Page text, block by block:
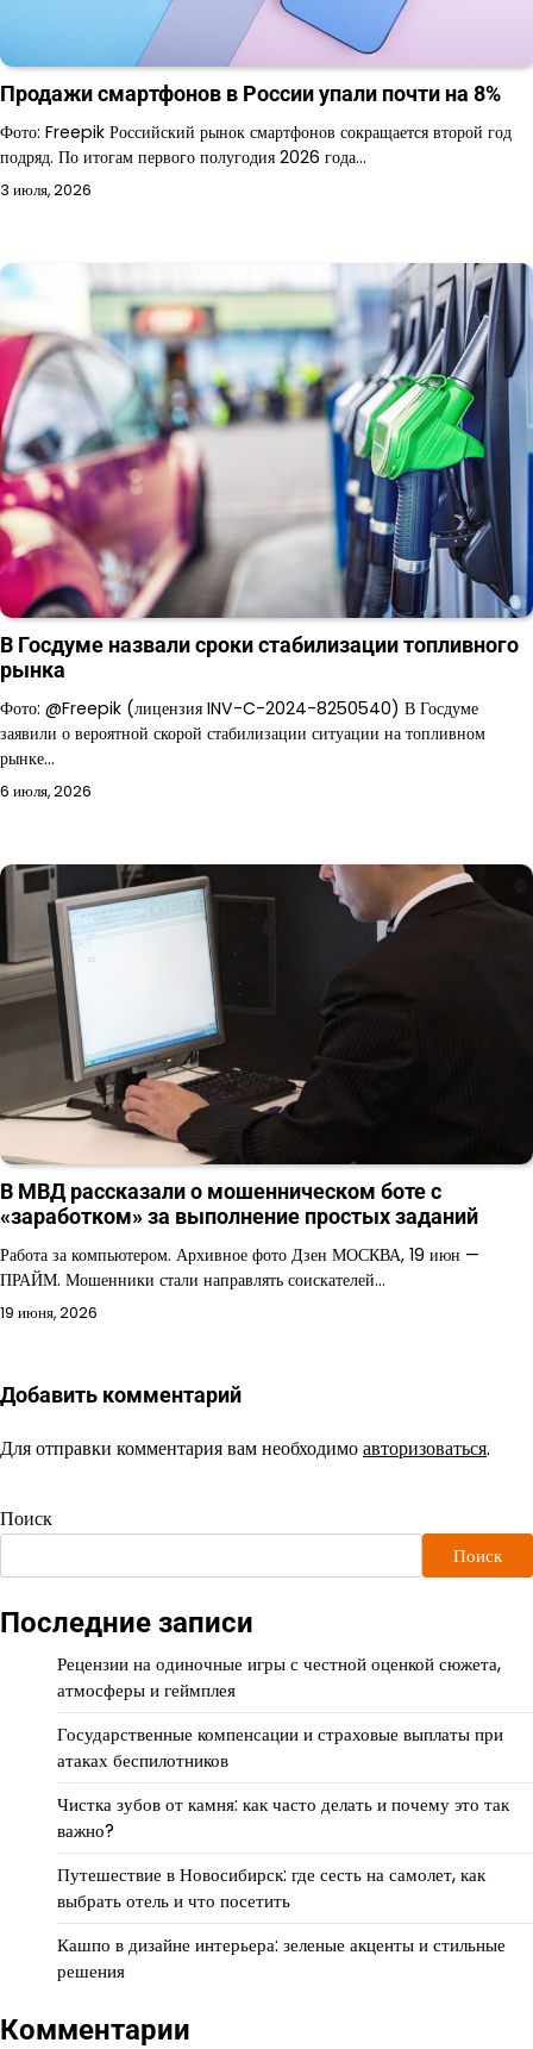
Продажи смартфонов в России упали почти на 8%
Фото: Freepik Российский рынок смартфонов сокращается второй год
подряд. По итогам первого полугодия 2026 года…
3 июля, 2026
В Госдуме назвали сроки стабилизации топливного
рынка
Фото: @Freepik (лицензия INV-C-2024-8250540) В Госдуме
заявили о вероятной скорой стабилизации ситуации на топливном
рынке…
6 июля, 2026
В МВД рассказали о мошенническом боте с
«заработком» за выполнение простых заданий
Работа за компьютером. Архивное фото Дзен МОСКВА, 19 июн —
ПРАЙМ. Мошенники стали направлять соискателей…
19 июня, 2026
Добавить комментарий
Для отправки комментария вам необходимоавторизоваться.
Поиск
Поиск
Последние записи
Рецензии на одиночные игры с честной оценкой сюжета,
атмосферы и геймплея
Государственные компенсации и страховые выплаты при
атаках беспилотников
Чистка зубов от камня: как часто делать и почему это так
важно?
Путешествие в Новосибирск: где сесть на самолет, как
выбрать отель и что посетить
Кашпо в дизайне интерьера: зеленые акценты и стильные
решения
Комментарии